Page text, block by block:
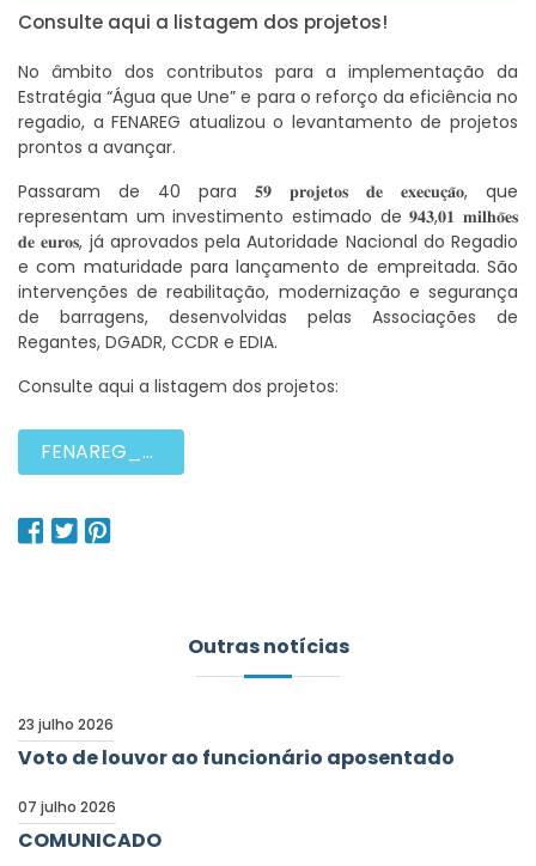
Consulte aqui a listagem dos projetos!
No âmbito dos contributos para a implementação da
Estratégia “Água que Une” e para o reforço da eficiência no
regadio, a FENAREG atualizou o levantamento de projetos
prontos a avançar.
Passaram de 40 para 𝟓𝟗 𝐩𝐫𝐨𝐣𝐞𝐭𝐨𝐬 𝐝𝐞 𝐞𝐱𝐞𝐜𝐮𝐜̧𝐚̃𝐨, que
representam um investimento estimado de 𝟗𝟒𝟑,𝟎𝟏 𝐦𝐢𝐥𝐡𝐨̃𝐞𝐬
𝐝𝐞 𝐞𝐮𝐫𝐨𝐬, já aprovados pela Autoridade Nacional do Regadio
e com maturidade para lançamento de empreitada. São
intervenções de reabilitação, modernização e segurança
de barragens, desenvolvidas pelas Associações de
Regantes, DGADR, CCDR e EDIA.
Consulte aqui a listagem dos projetos:
FENAREG_Projetos-Execucao-para-Obra-27-01-2026.pdf
Outras notícias
23 julho 2026
Voto de louvor ao funcionário aposentado
07 julho 2026
COMUNICADO